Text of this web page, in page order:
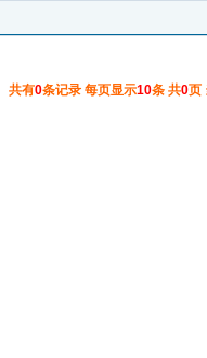
共有0条记录 每页显示10条 共0页